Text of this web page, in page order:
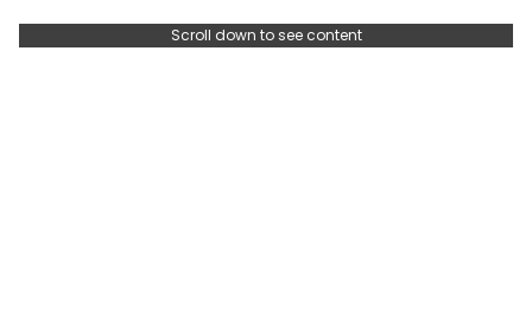
Scroll down to see content